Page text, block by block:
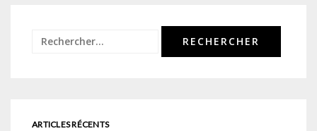
Rechercher :
ARTICLES RÉCENTS